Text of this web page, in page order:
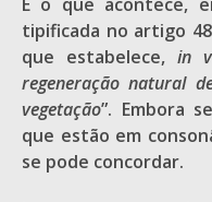
tipificada no artigo
que estabelece, in
regeneração natural
vegetação”. Embora
que estão em
se pode concordar.